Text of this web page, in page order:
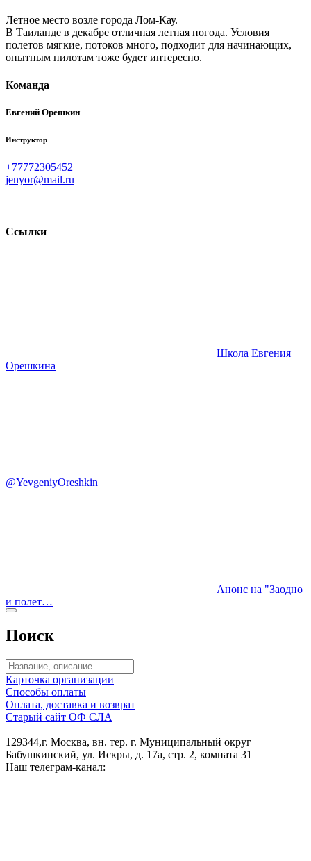
Летное место возле города Лом-Кау.
В Таиланде в декабре отличная летная погода. Условия
полетов мягкие, потоков много, подходит для начинающих,
опытным пилотам тоже будет интересно.
Команда
Евгений Орешкин
Инструктор
+77772305452
ur.liam@roynej
Ссылки
Школа Евгения
Орешкина
@YevgeniyOreshkin
Анонс на "Заодно
и полет…
Поиск
Карточка организации
Способы оплаты
Оплата, доставка и возврат
Старый сайт ОФ СЛА
129344,г. Москва, вн. тер. г. Муниципальный округ
Бабушкинский, ул. Искры, д. 17а, стр. 2, комната 31
Наш телеграм-канал: